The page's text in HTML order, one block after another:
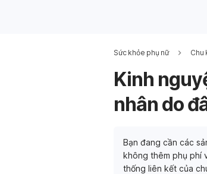
Sức khỏe phụ nữ Chu
Kinh
nhân do
Bạn đang cần các
không thêm phụ phí
thống liên kết của